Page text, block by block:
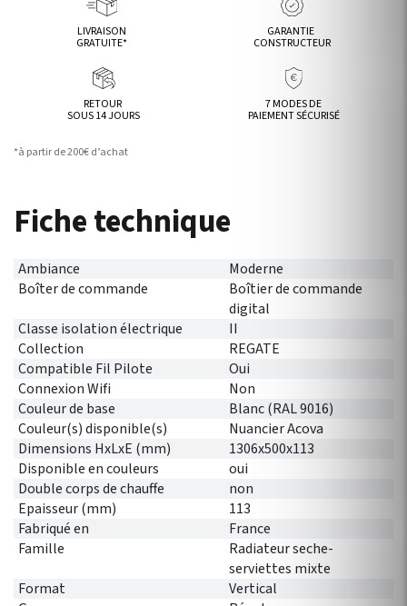
LIVRAISON
GRATUITE*
GARANTIE
CONSTRUCTEUR
RETOUR
SOUS 14 JOURS
7 MODES DE
PAIEMENT SÉCURISÉ
*à partir de 200€ d’achat
Fiche technique
Ambiance
Moderne
Boîter de commande
Boîtier de commande
digital
Classe isolation électrique
II
Collection
REGATE
Compatible Fil Pilote
Oui
Connexion Wifi
Non
Couleur de base
Blanc (RAL 9016)
Couleur(s) disponible(s)
Nuancier Acova
Dimensions HxLxE (mm)
1306x500x113
Disponible en couleurs
oui
Double corps de chauffe
non
Epaisseur (mm)
113
Fabriqué en
France
Famille
Radiateur seche-
serviettes mixte
Format
Vertical